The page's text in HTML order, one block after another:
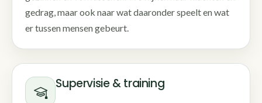
gedrag, maar ook naar wat daaronder speelt en wat
er tussen mensen gebeurt.
Supervisie & training